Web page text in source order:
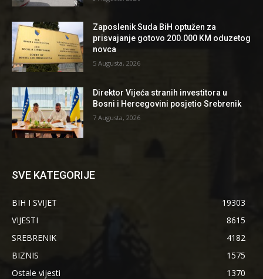
Zaposlenik Suda BiH optužen za
prisvajanje gotovo 200.000 KM oduzetog
novca
5 Augusta, 2026
Direktor Vijeća stranih investitora u
Bosni i Hercegovini posjetio Srebrenik
7 Augusta, 2026
SVE KATEGORIJE
BIH I SVIJET
19303
VIJESTI
8615
SREBRENIK
4182
BIZNIS
1575
Ostale vijesti
1370